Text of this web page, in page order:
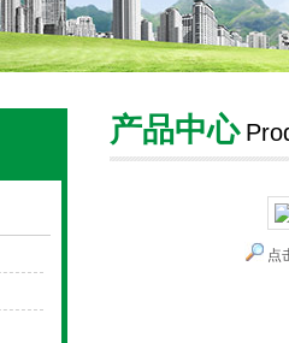
产品中心
点